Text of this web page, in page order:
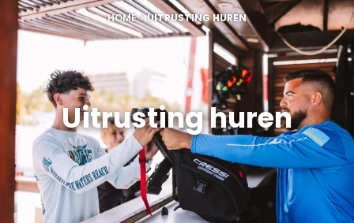
HOME>UITRUSTING HUREN
Uitrusting huren